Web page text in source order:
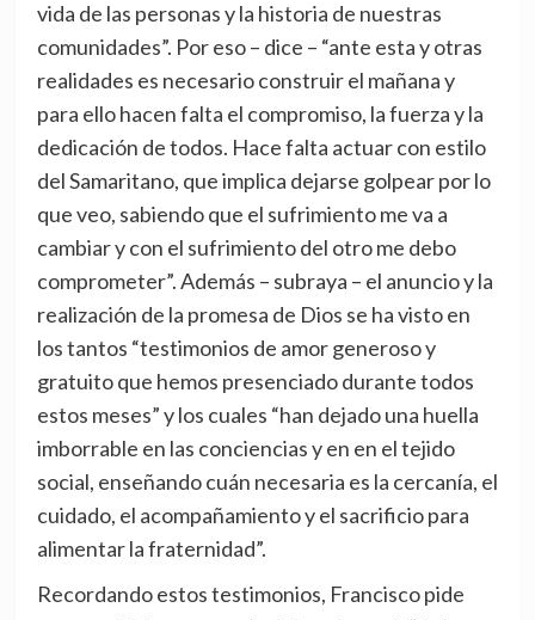
vida de las personas y la historia de nuestras
comunidades”. Por eso – dice – “ante esta y otras
realidades es necesario construir el mañana y
para ello hacen falta el compromiso, la fuerza y la
dedicación de todos. Hace falta actuar con estilo
del Samaritano, que implica dejarse golpear por lo
que veo, sabiendo que el sufrimiento me va a
cambiar y con el sufrimiento del otro me debo
comprometer”. Además – subraya – el anuncio y la
realización de la promesa de Dios se ha visto en
los tantos “testimonios de amor generoso y
gratuito que hemos presenciado durante todos
estos meses” y los cuales “han dejado una huella
imborrable en las conciencias y en en el tejido
social, enseñando cuán necesaria es la cercanía, el
cuidado, el acompañamiento y el sacrificio para
alimentar la fraternidad”.
Recordando estos testimonios, Francisco pide